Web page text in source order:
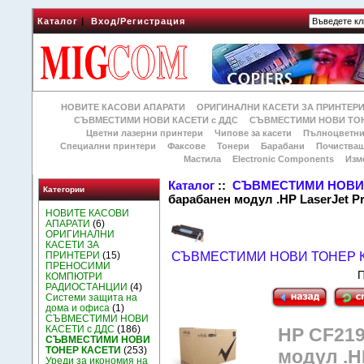
Каталог|Вход/Регистрация
НОВИТЕ КАСОВИ АПАРАТИ
ОРИГИНАЛНИ КАСЕТИ ЗА
СЪВМЕСТИМИ НОВИ КАСЕТИ с ДДС
СЪВМЕСТИМИ НОВИ
Цветни лазерни принтери
Чипове за касети
Специални принтери
Факсове Тонери Барабани
Мастила
Electronic Components
Категории
НОВИТЕ КАСОВИ
АПАРАТИ (6)
ОРИГИНАЛНИ
КАСЕТИ ЗА
ПРИНТЕРИ (15)
ПРЕНОСИМИ
КОМПЮТРИ
РАДИОСТАНЦИИ (4)
Системи защита на
дома и офиса (1)
СЪВМЕСТИМИ НОВИ
КАСЕТИ с ДДС (186)
СЪВМЕСТИМИ НОВИ
ТОНЕР КАСЕТИ (253)
Уреди за икономия на
Каталог ::СЪВМЕСТИМИ НОВИ
барабанен модул .HP LaserJet
СЪВМЕСТИМИ НОВИ ТОНЕР
HP
модул